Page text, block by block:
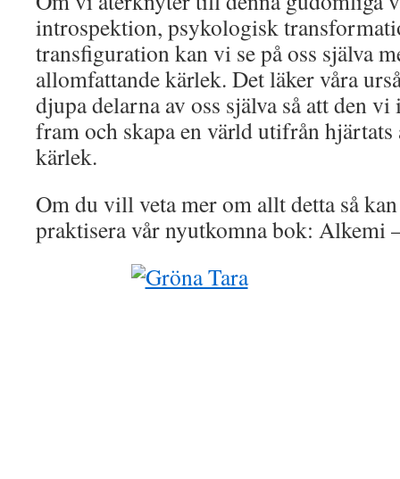
introspektion, psykologisk
transfiguration kan vi se på oss själva
allomfattande kärlek. Det läker våra
djupa delarna av oss själva så att den
fram och skapa en värld utifrån
kärlek.
Om du vill veta mer om allt detta så
praktisera vår nyutkomna bok: Alkemi